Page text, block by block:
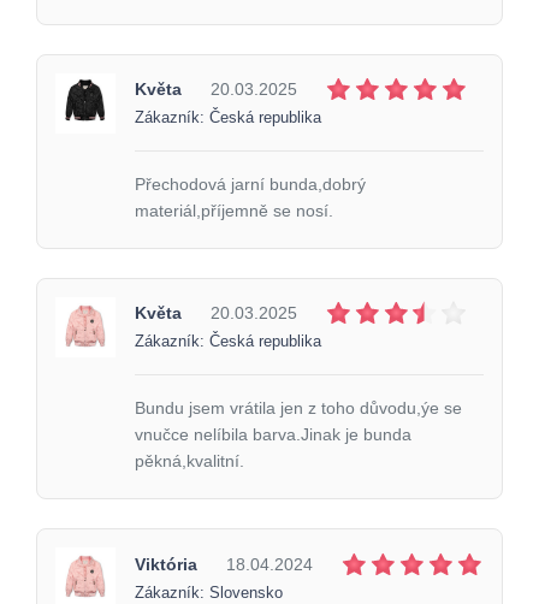
Květa 20.03.2025
Zákazník: Česká republika
Přechodová jarní bunda,dobrý
materiál,příjemně se nosí.
Květa 20.03.2025
Zákazník: Česká republika
Bundu jsem vrátila jen z toho důvodu,ýe se
vnučce nelíbila barva.Jinak je bunda
pěkná,kvalitní.
Viktória 18.04.2024
Zákazník: Slovensko